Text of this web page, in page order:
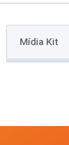
Mídia Kit